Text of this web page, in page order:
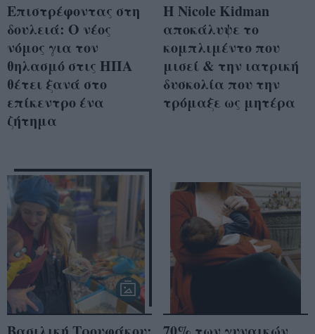
Επιστρέφοντας στη
δουλειά: Ο νέος
νόμος για τον
θηλασμό στις ΗΠΑ
θέτει ξανά στο
επίκεντρο ένα
ζήτημα
Η Nicole Kidman
αποκάλυψε το
κομπλιμέντο που
μισεί & την ιατρική
δυσκολία που την
τρόμαξε ως μητέρα